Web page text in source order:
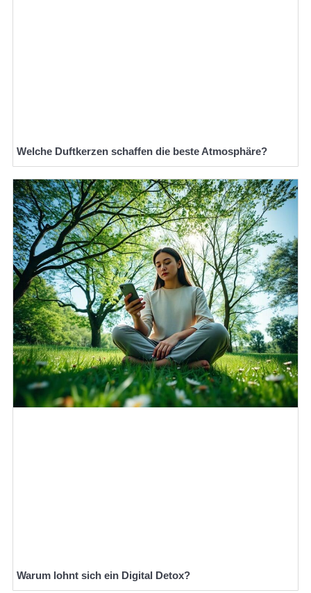
Welche Duftkerzen schaffen die beste Atmosphäre?
Warum lohnt sich ein Digital Detox?